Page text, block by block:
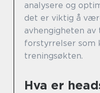
analysere og
det er viktig å
avhengigheten
forstyrrelser som
treningsøkten.
Hva er